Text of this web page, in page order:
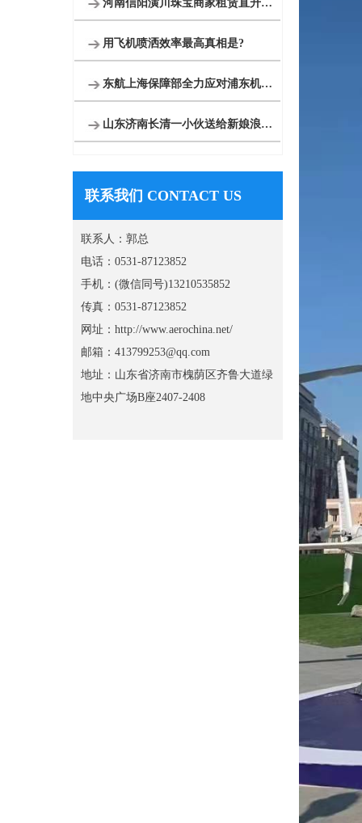
河南信阳潢川珠宝商家租赁直升机节日庆典
用飞机喷洒效率最高真相是?
东航上海保障部全力应对浦东机场低云天气
山东济南长清一小伙送给新娘浪漫空中婚礼
联系我们 CONTACT US
联系人：郭总
电话：0531-87123852
手机：(微信同号)13210535852
传真：0531-87123852
网址：http://www.aerochina.net/
邮箱：413799253@qq.com
地址：山东省济南市槐荫区齐鲁大道绿
地中央广场B座2407-2408